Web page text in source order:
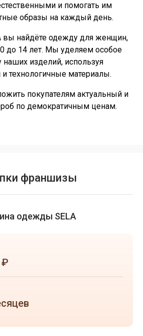
и помогать им
образы на каждый день.
вы найдёте одежду для женщин,
до 14 лет. Мы уделяем особое
наших изделий, используя
и технологичные материалы.
покупателям актуальный и
по демократичным ценам.
франшизы
одежды SELA
₽